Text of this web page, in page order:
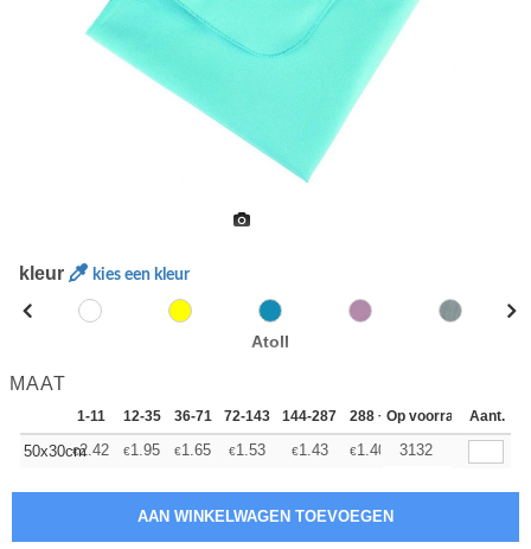
kleur kies een kleur
Atoll
MAAT
1-11 12-35 36-71 72-143 144-287 288 + Meer
Op voorraadAant.
50x30cm
€2.42 €1.95 €1.65 €1.53 €1.43 €1.40 +
3132